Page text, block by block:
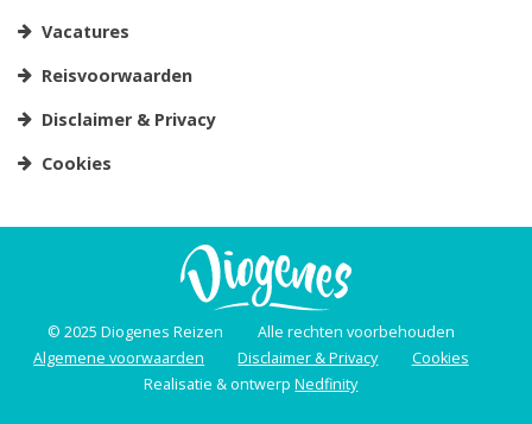
Vacatures
Reisvoorwaarden
Disclaimer & Privacy
Cookies
© 2025 Diogenes Reizen
Alle rechten voorbehouden
Algemene voorwaarden
Disclaimer & Privacy
Cookies
Realisatie & ontwerpNedfinity